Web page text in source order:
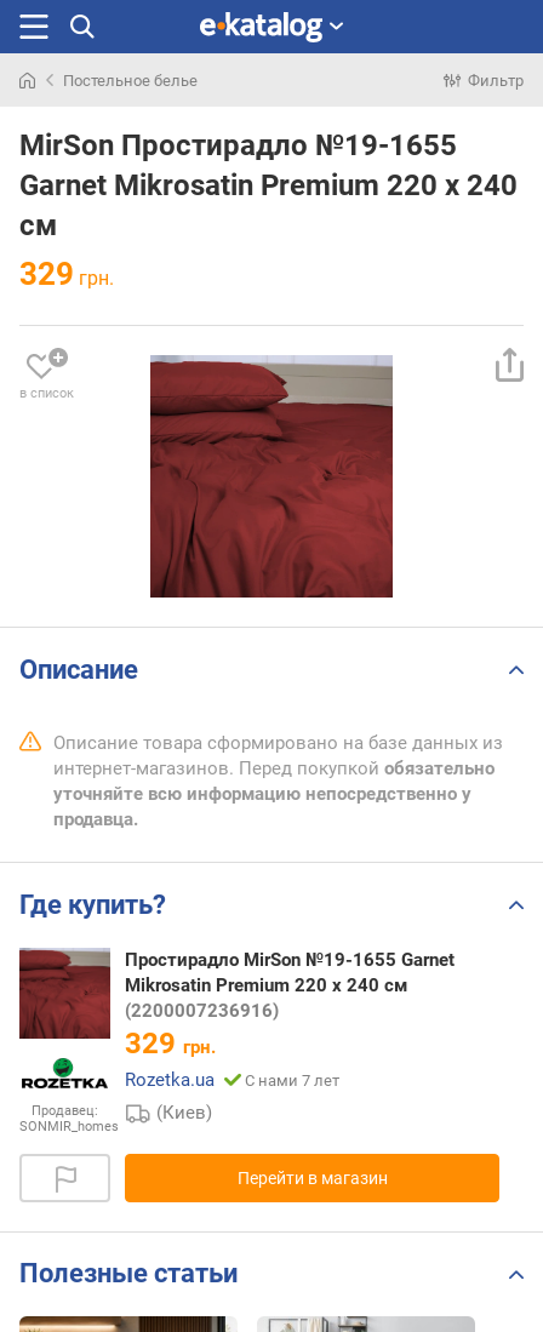
раньше
Постельное белье Фильтр
MirSon Простирадло №19-1655
Garnet Mikrosatin Premium 220 х 240
см
329 грн.
в список
Описание
Описание товара сформировано на базе данных из
интернет-магазинов. Перед покупкой обязательно
уточняйте всю информацию непосредственно у
продавца.
Где купить?
Продавец:
SONMIR_homes
Простирадло MirSon №19-1655 Garnet
Mikrosatin Premium 220 х 240 см
(2200007236916)
329 грн.
Rozetka.ua
С нами 7 лет
(Киев)
Перейти в магазин
Полезные статьи